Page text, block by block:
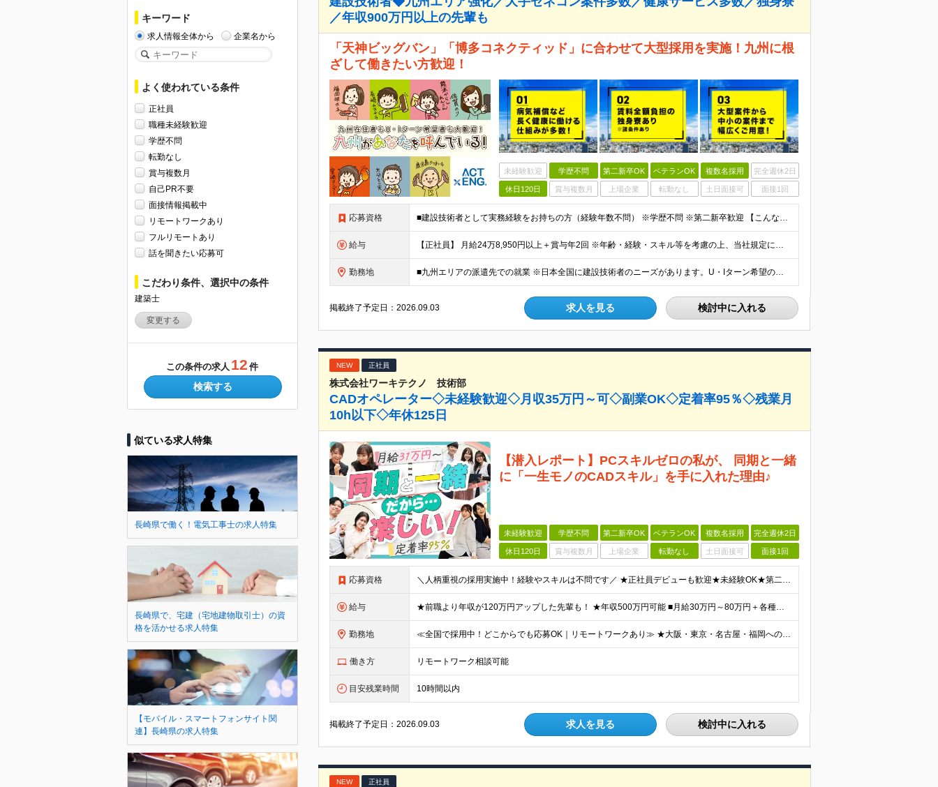
キーワード
求人情報全体から 企業名から
よく使われている条件
正社員
職種未経験歓迎
学歴不問
転勤なし
賞与複数月
自己PR不要
面接情報掲載中
リモートワークあり
フルリモートあり
話を聞きたい応募可
こだわり条件、選択中の条件
建築士
変更する
この条件の求人 12 件
検索する
似ている求人特集
長崎県で働く！電気工事士の求人特集
長崎県で、宅建（宅地建物取引士）の資
格を活かせる求人特集
【モバイル・スマートフォンサイト関
連】長崎県の求人特集
／年収900万円以上の先輩も
「天神ビッグバン」「博多コネクティッド」に合わせて大型採用を実施！九州に根
ざして働きたい方歓迎！
未経験歓迎 学歴不問 第二新卒OK ベテランOK 複数名採用 完全週休2日
休日120日 賞与複数月 上場企業 転勤なし 土日面接可 面接1回
応募資格 ■建設技術者として実務経験をお持ちの方（経験年数不問） ※学歴不問 ※第二新卒歓迎 【こんな方はぜひご応募ください】 ■九州で働きたい ■大手ゼネコンのプロジェクトに関わってみたい ■福利厚生が整
給与 【正社員】 月給24万8,950円以上＋賞与年2回 ※年齢・経験・スキル等を考慮の上、当社規定により決定します。 ※残業代、通勤交通費は別途全額支給しています。 【契約社員】 月給28万2,080円
勤務地 ■九州エリアの派遣先での就業 ※日本全国に建設技術者のニーズがあります。U・Iターン希望の方も歓迎しておりますので、ご希望を気軽にお聞かせください。 ◆本社／東京都港区赤坂3-8-15 THE AK
掲載終了予定日：2026.09.03 求人を見る 検討中に入れる
NEW 正社員
株式会社ワーキテクノ 技術部
CADオペレーター◇未経験歓迎◇月収35万円～可◇副業OK◇定着率95％◇残業月
10h以下◇年休125日
【潜入レポート】PCスキルゼロの私が、 同期と一緒
に「一生モノのCADスキル」を手に入れた理由♪
未経験歓迎 学歴不問 第二新卒OK ベテランOK 複数名採用 完全週休2日
休日120日 賞与複数月 上場企業 転勤なし 土日面接可 面接1回
応募資格 ＼人柄重視の採用実施中！経験やスキルは不問です／ ★正社員デビューも歓迎★未経験OK★第二新卒歓迎★学歴不問 ◎20代～30代の若手中心に活躍中 ◎U/Iターンも歓迎 ◎転居を伴う転勤なし ◎家族の
給与 ★前職より年収が120万円アップした先輩も！ ★年収500万円可能 ■月給30万円～80万円＋各種手当（経験者） ■月給26万2000円～36万円＋各種手当（未経験者/首都圏） ※首都圏以外の未経
勤務地 ≪全国で採用中！どこからでも応募OK｜リモートワークあり≫ ★大阪・東京・名古屋・福岡への引っ越し補助制度あり ★会社都合の転居を伴う転勤はなし ‥‥━━━━━━ ご自宅から通いやすいエリアや希望す
働き方 リモートワーク相談可能
目安残業時間 10時間以内
掲載終了予定日：2026.09.03 求人を見る 検討中に入れる
NEW 正社員